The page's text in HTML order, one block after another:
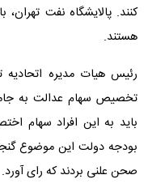
کنند. پالایشگاه نفت
هستند.
رئیس هیات مدیره
بودجه دولت این موضوع
صحن علنی بردند که رای آورد.